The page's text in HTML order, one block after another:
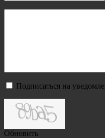
Подписаться на
Обновить